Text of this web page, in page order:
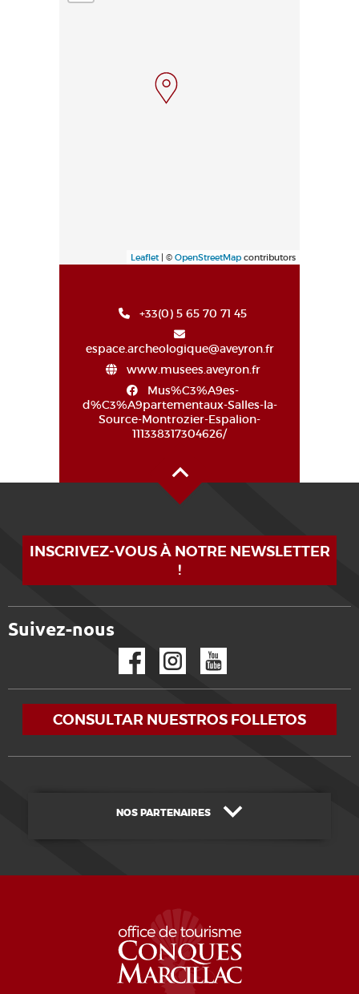
Leaflet| © OpenStreetMap contributors
+33(0) 5 65 70 71 45
espace.archeologique@aveyron.fr
www.musees.aveyron.fr
Mus%C3%A9es-
d%C3%A9partementaux-Salles-la-
Source-Montrozier-Espalion-
111338317304626/
INSCRIVEZ-VOUS À NOTRE NEWSLETTER
!
Suivez-nous
CONSULTAR NUESTROS FOLLETOS
NOS PARTENAIRES